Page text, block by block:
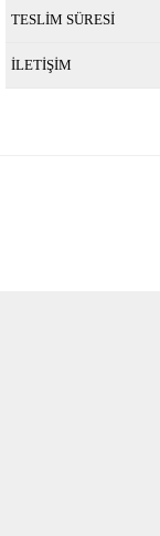
TESLİM SÜRESİ
İLETİŞİM